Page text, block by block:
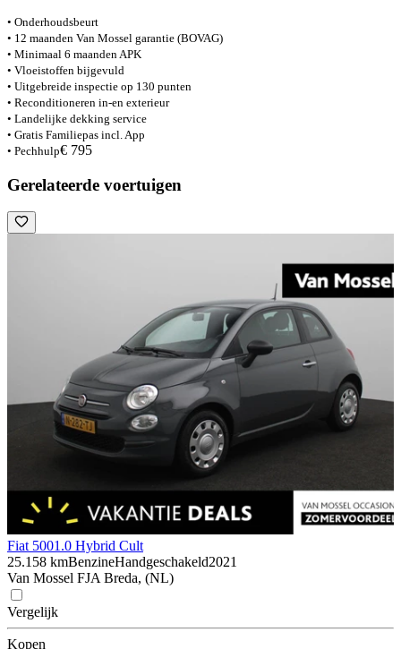
• Onderhoudsbeurt
• 12 maanden Van Mossel garantie (BOVAG)
• Minimaal 6 maanden APK
• Vloeistoffen bijgevuld
• Uitgebreide inspectie op 130 punten
• Reconditioneren in-en exterieur
• Landelijke dekking service
• Gratis Familiepas incl. App
• Pechhulp€ 795
Gerelateerde voertuigen
Fiat 5001.0 Hybrid Cult
25.158 kmBenzineHandgeschakeld2021
Van Mossel FJA Breda, (NL)
Vergelijk
Kopen